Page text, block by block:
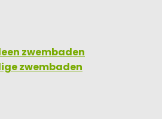
zwembaden
zwembaden